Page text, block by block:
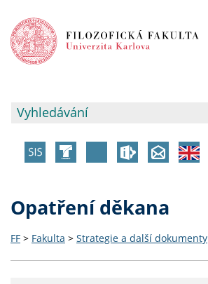
Opatření děkana
FF > Fakulta > Strategie a další dokumenty